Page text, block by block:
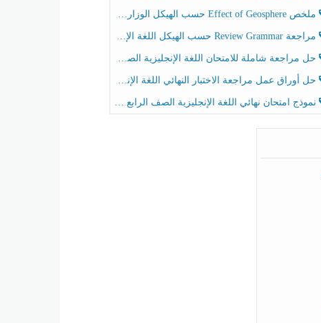
ملخص Effect of Geosphere حسب الهيكل الوزاري العلوم المتكاملة الصف الخامس انسبير الفصل الثالث
مراجعة Review Grammar حسب الهيكل اللغة الإنجليزية الصف الخامس الفصل الثالث
حل مراجعة شاملة للامتحان اللغة الإنجليزية الصف الخامس الفصل الثالث
حل أوراق عمل مراجعة الاختبار النهائي اللغة الإنجليزية الصف الرابع الفصل الثالث
نموذج امتحان نهائي اللغة الإنجليزية الصف الرابع الفصل الثالث